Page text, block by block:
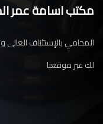
مكتب اسامة عمر
المحامي بالإستئناف
لك عبر موقعنا